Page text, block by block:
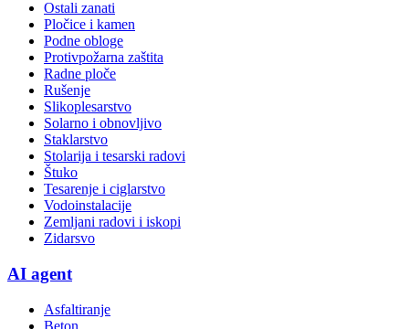
Ostali zanati
Pločice i kamen
Podne obloge
Protivpožarna zaštita
Radne ploče
Rušenje
Slikoplesarstvo
Solarno i obnovljivo
Staklarstvo
Stolarija i tesarski radovi
Štuko
Tesarenje i ciglarstvo
Vodoinstalacije
Zemljani radovi i iskopi
Zidarsvo
AI agent
Asfaltiranje
Beton